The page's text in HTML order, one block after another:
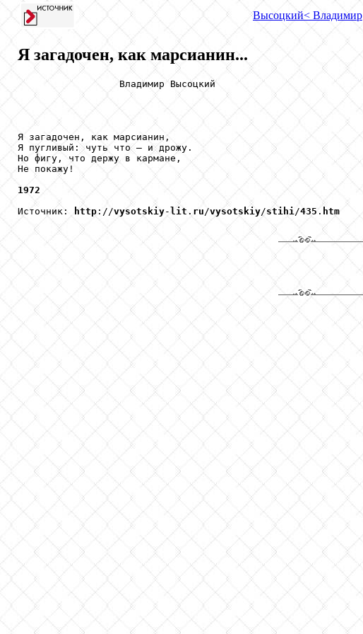
Высоцкий< Владимир
Я загадочен, как марсианин...
                  Владимир Высоцкий
Я загадочен, как марсианин,
Я пугливый: чуть что — и дрожу.
Но фигу, что держу в кармане,
Не покажу!
1972
Источник:
http ://vysotskiy- lit . ru /vysotskiy/stihi /435 . htm